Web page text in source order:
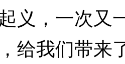
，一次又
给我们带来